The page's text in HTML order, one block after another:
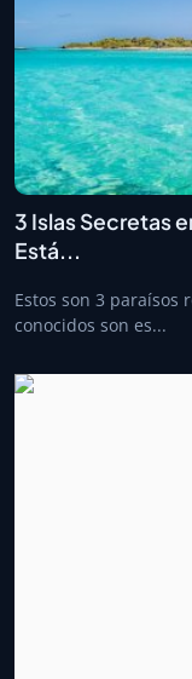
3 Islas Secretas
Está...
Estos son 3 paraísos
conocidos son es...